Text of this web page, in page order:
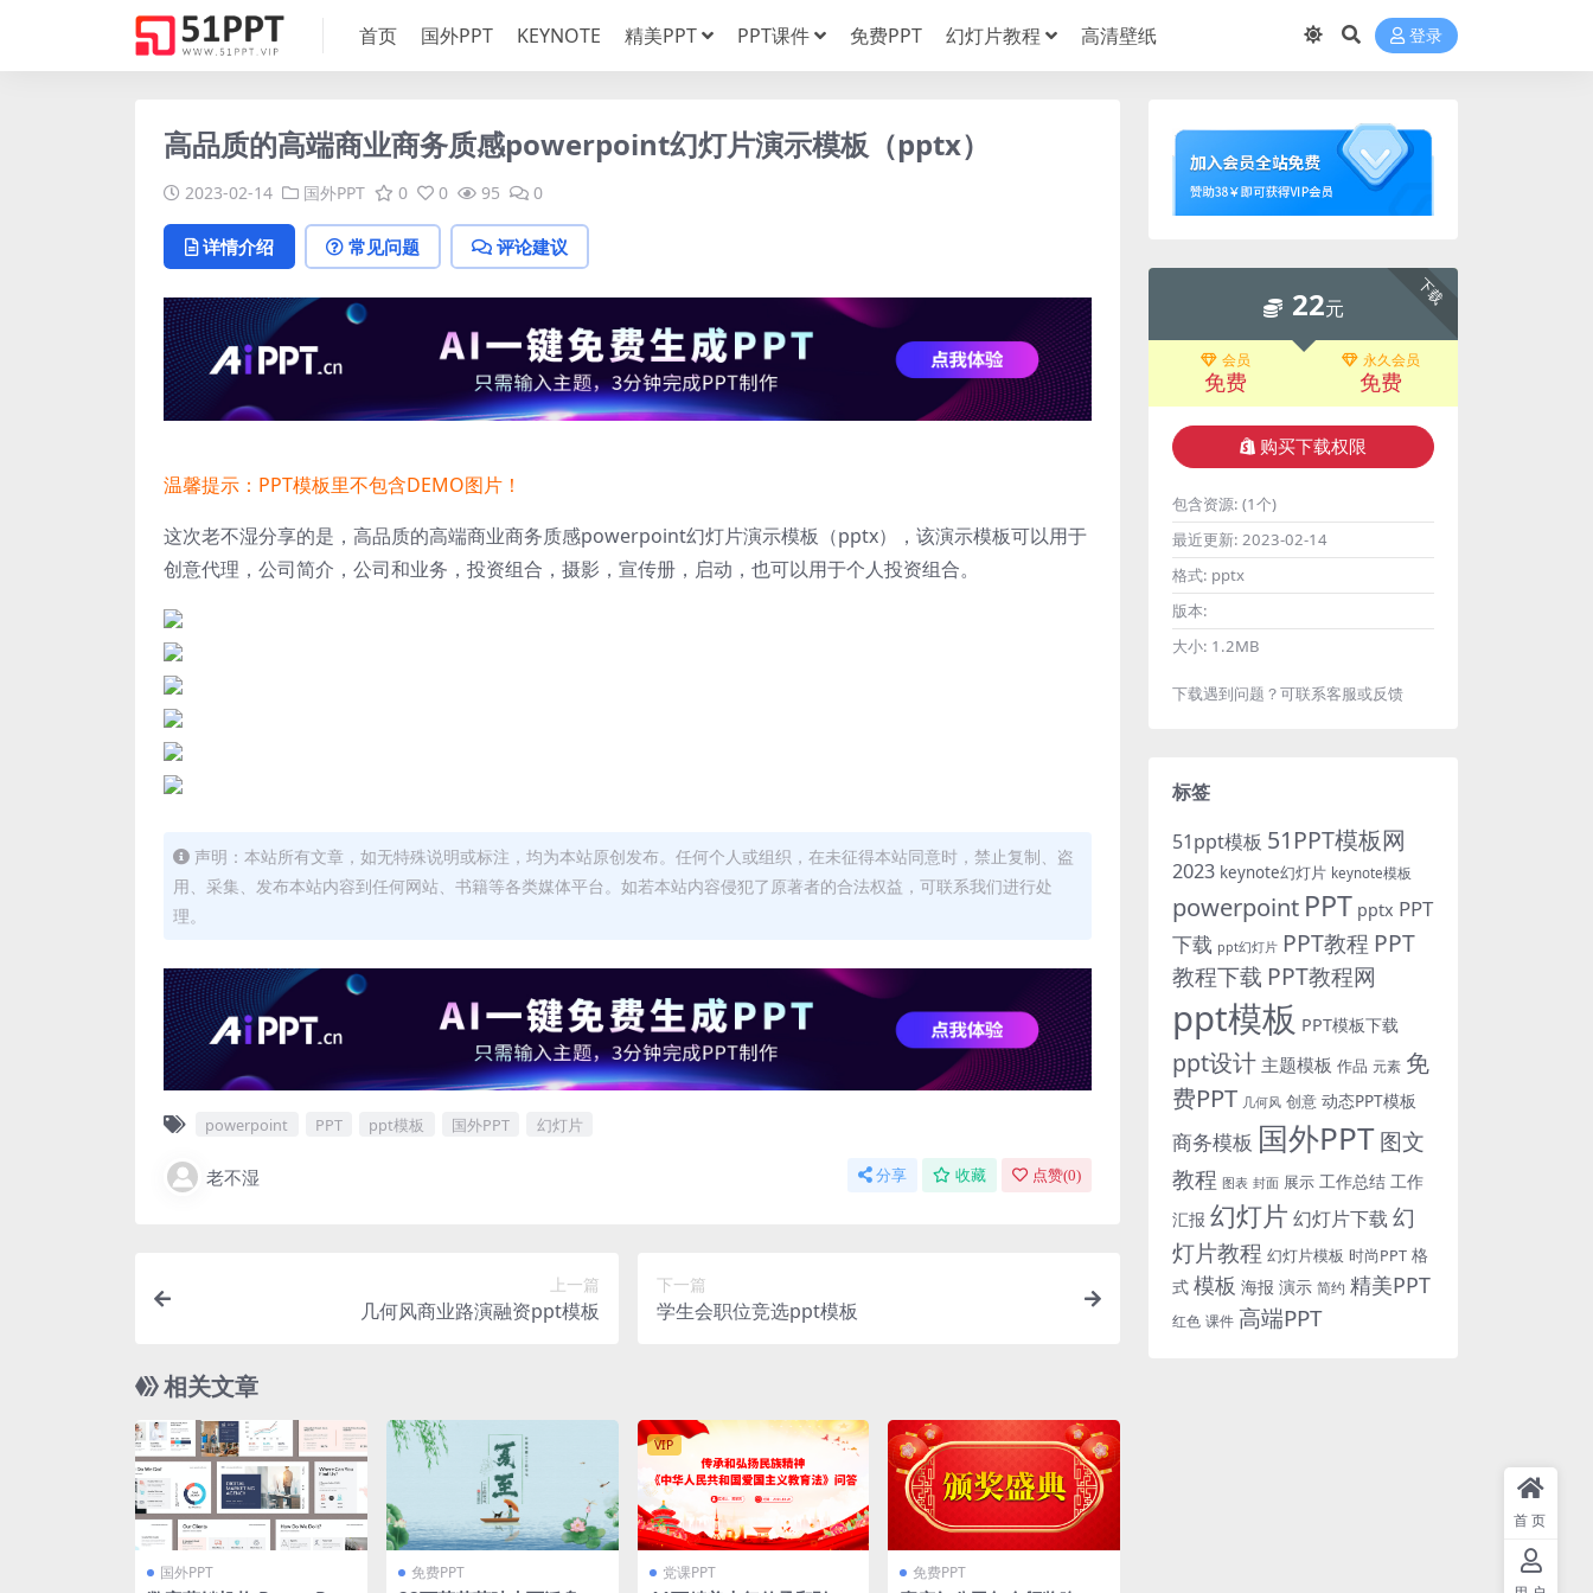
首页 国外PPT KEYNOTE 精美PPT PPT课件 免费PPT 幻灯片教程 高清壁纸 登录
高品质的高端商业商务质感powerpoint幻灯片演示模板（pptx）
2023-02-14 国外PPT 0 0 95 0
详情介绍 常见问题 评论建议
温馨提示：PPT模板里不包含DEMO图片！
这次老不湿分享的是，高品质的高端商业商务质感powerpoint幻灯片演示模板（pptx），该演示模板可以用于
创意代理，公司简介，公司和业务，投资组合，摄影，宣传册，启动，也可以用于个人投资组合。
声明：本站所有文章，如无特殊说明或标注，均为本站原创发布。任何个人或组织，在未征得本站同意时，禁止复制、盗
用、采集、发布本站内容到任何网站、书籍等各类媒体平台。如若本站内容侵犯了原著者的合法权益，可联系我们进行处
理。
powerpoint PPT ppt模板 国外PPT 幻灯片
老不湿 分享 收藏 点赞(0)
上一篇
几何风商业路演融资ppt模板
下一篇
学生会职位竞选ppt模板
相关文章
国外PPT 免费PPT
VIP
党课PPT 免费PPT
下载
22元
会员
免费
永久会员
免费
购买下载权限
包含资源: (1个)
最近更新: 2023-02-14
格式: pptx
版本:
大小: 1.2MB
下载遇到问题？可联系客服或反馈
标签
51ppt模板 51PPT模板网
2023 keynote幻灯片 keynote模板
powerpoint PPT pptx PPT
下载 ppt幻灯片 PPT教程 PPT
教程下载 PPT教程网
ppt模板 PPT模板下载
ppt设计 主题模板 作品 元素 免
费PPT 几何风 创意 动态PPT模板
商务模板 国外PPT图文
教程 图表 封面 展示 工作总结 工作
汇报 幻灯片 幻灯片下载 幻
灯片教程 幻灯片模板 时尚PPT 格
式 模板 海报 演示 简约 精美PPT
红色 课件 高端PPT
首页